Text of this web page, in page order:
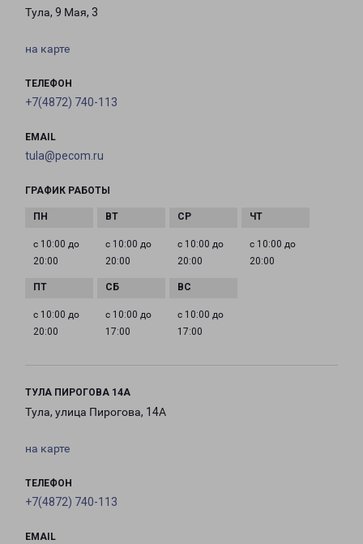
Тула, 9 Мая, 3
на карте
ТЕЛЕФОН
+7(4872) 740-113
EMAIL
tula@pecom.ru
ГРАФИК РАБОТЫ
с 10:00 до
20:00
с 10:00 до
20:00
с 10:00 до
20:00
с 10:00 до
20:00
с 10:00 до
20:00
с 10:00 до
17:00
с 10:00 до
17:00
ТУЛА ПИРОГОВА 14А
Тула, улица Пирогова, 14А
на карте
ТЕЛЕФОН
+7(4872) 740-113
EMAIL